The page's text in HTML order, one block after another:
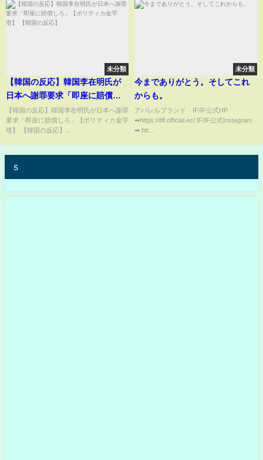
未分類
【韓国の反応】韓国李在明氏が
日本へ謝罪要求「即座に賠償し
ろ」【ポリティカ金字塔】 【韓
国の反応】
【韓国の反応】韓国李在明氏が日本へ謝罪
要求「即座に賠償しろ」【ポリティカ金字
塔】 【韓国の反応】...
未分類
今までありがとう。そしてこれ
からも。
アパレルブランド IF/IF公式HP
➡︎https://ifif.official.ec/ IF/IF公式Instagram
➡︎ htt...
s